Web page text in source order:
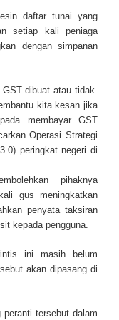
daftar tunai yang
setiap kali peniaga
dengan simpanan
dibuat atau tidak.
kita kesan jika
membayar GST
Operasi Strategi
peringkat negeri di
pihaknya
gus meningkatkan
penyata taksiran
kepada pengguna.
ini masih belum
akan dipasang di
tersebut dalam